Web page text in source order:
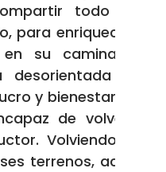
todo ese
para enriquecer a
su caminar, a
por
y bienestar; y a
de volver a
Volviendo así
terrenos, acaba